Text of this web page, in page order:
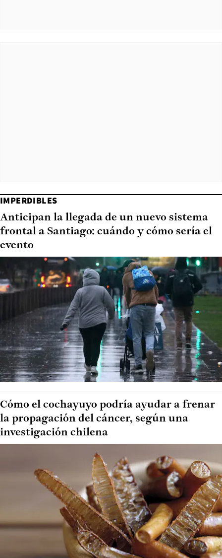
IMPERDIBLES
Anticipan la llegada de un nuevo sistema
frontal a Santiago: cuándo y cómo sería el
evento
Cómo el cochayuyo podría ayudar a frenar
la propagación del cáncer, según una
investigación chilena